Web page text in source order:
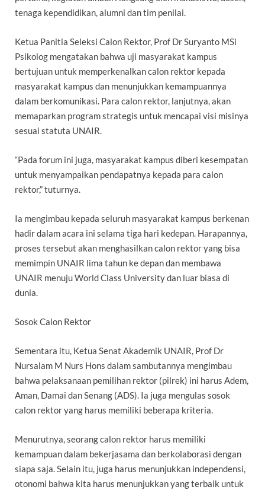
tenaga kependidikan, alumni dan tim penilai.
Ketua Panitia Seleksi Calon Rektor, Prof Dr Suryanto MSi
Psikolog mengatakan bahwa uji masyarakat kampus
bertujuan untuk memperkenalkan calon rektor kepada
masyarakat kampus dan menunjukkan kemampuannya
dalam berkomunikasi. Para calon rektor, lanjutnya, akan
memaparkan program strategis untuk mencapai visi misinya
sesuai statuta UNAIR.
“Pada forum ini juga, masyarakat kampus diberi kesempatan
untuk menyampaikan pendapatnya kepada para calon
rektor,” tuturnya.
Ia mengimbau kepada seluruh masyarakat kampus berkenan
hadir dalam acara ini selama tiga hari kedepan. Harapannya,
proses tersebut akan menghasilkan calon rektor yang bisa
memimpin UNAIR lima tahun ke depan dan membawa
UNAIR menuju World Class University dan luar biasa di
dunia.
Sosok Calon Rektor
Sementara itu, Ketua Senat Akademik UNAIR, Prof Dr
Nursalam M Nurs Hons dalam sambutannya mengimbau
bahwa pelaksanaan pemilihan rektor (pilrek) ini harus Adem,
Aman, Damai dan Senang (ADS). Ia juga mengulas sosok
calon rektor yang harus memiliki beberapa kriteria.
Menurutnya, seorang calon rektor harus memiliki
kemampuan dalam bekerjasama dan berkolaborasi dengan
siapa saja. Selain itu, juga harus menunjukkan independensi,
otonomi bahwa kita harus menunjukkan yang terbaik untuk